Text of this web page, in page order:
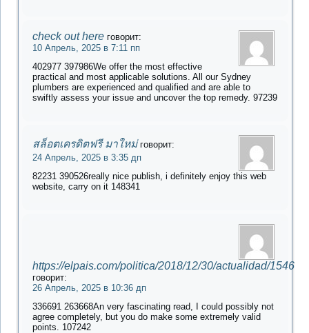
check out here говорит:
10 Апрель, 2025 в 7:11 пп
402977 397986We offer the most effective
practical and most applicable solutions. All our Sydney
plumbers are experienced and qualified and are able to
swiftly assess your issue and uncover the top remedy. 97239
สล็อตเครดิตฟรี มาใหม่ говорит:
24 Апрель, 2025 в 3:35 дп
82231 390526really nice publish, i definitely enjoy this web
website, carry on it 148341
https://elpais.com/politica/2018/12/30/actualidad/
говорит:
26 Апрель, 2025 в 10:36 дп
336691 263668An very fascinating read, I could possibly not
agree completely, but you do make some extremely valid
points. 107242